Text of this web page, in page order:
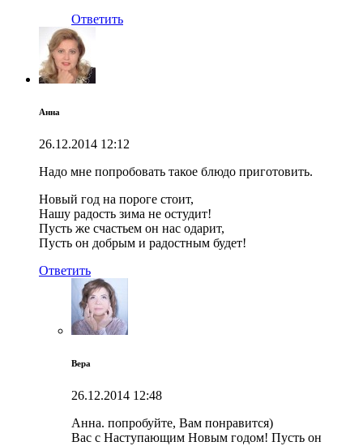
Ответить
Анна
26.12.2014 12:12
Надо мне попробовать такое блюдо приготовить.
Новый год на пороге стоит,
Нашу радость зима не остудит!
Пусть же счастьем он нас одарит,
Пусть он добрым и радостным будет!
Ответить
Вера
26.12.2014 12:48
Анна. попробуйте, Вам понравится)
Вас с Наступающим Новым годом! Пусть он